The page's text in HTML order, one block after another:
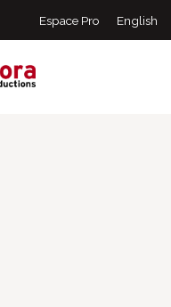
Espace Pro English